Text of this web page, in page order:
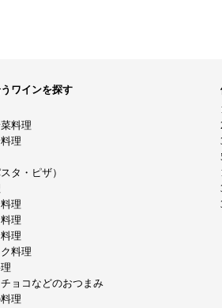
ワインを探す
料理
理
タ・ピザ）
理
理
理
料理
ョコなどのおつまみ
理